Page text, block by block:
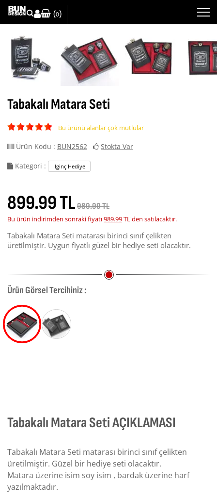
(0)
Tabakalı Matara Seti
Bu ürünü alanlar çok mutlular
Ürün Kodu : BUN2562 Stokta Var
Kategori : İlginç Hediye
899.99 TL989.99 TL
Bu ürün indirimden sonraki fiyatı989.99TL'den satılacaktır.
Tabakalı Matara Seti matarası birinci sınıf çelikten
üretilmiştir. Uygun fiyatlı güzel bir hediye seti olacaktır.
Ürün Görsel Tercihiniz :
Tabakalı Matara Seti AÇIKLAMASI
Tabakalı Matara Seti matarası birinci sınıf çelikten
üretilmiştir. Güzel bir hediye seti olacaktır.
Matara üzerine isim soy isim , bardak üzerine harf
yazılmaktadır.